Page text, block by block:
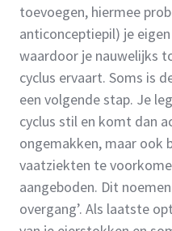
toevoegen, hiermee
anticonceptiepil) je
waardoor je nauwelijks
cyclus ervaart. Soms is
een volgende stap. Je
cyclus stil en komt dan
ongemakken, maar ook
vaatziekten te
aangeboden. Dit
overgang’. Als laatste